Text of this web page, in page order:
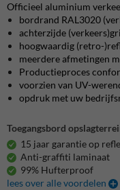
Officieel aluminium
bordrand RAL3020
achterzijde
hoogwaardig (retro-
meerdere afmetingen
Productieproces
voorzien van UV-
opdruk met uw
Toegangsbord
15 jaar garantie op
Anti-graffiti laminaat
99% Hufterproof
lees over alle voordelen